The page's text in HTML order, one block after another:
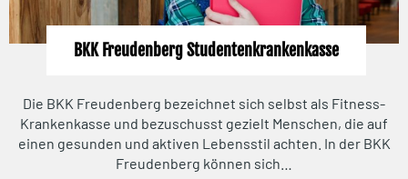
BKK Freudenberg Studentenkrankenkasse
Die BKK Freudenberg bezeichnet sich selbst als Fitness-
Krankenkasse und bezuschusst gezielt Menschen, die auf
einen gesunden und aktiven Lebensstil achten. In der BKK
Freudenberg können sich…